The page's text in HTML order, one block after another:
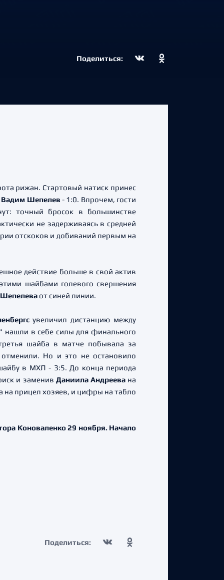
Поделиться:
рижан. Стартовый натиск принес
Вадим Шепелев - 1:0. Впрочем, гости
точный бросок в большинстве
не задерживаясь в средней
отскоков и добиваний первым на
действие больше в свой актив
шайбами голевого свершения
от синей линии.
увеличил дистанцию между
нашли в себе силы для финального
шайба в матче побывала за
Но и это не остановило
в МХЛ - 3:5. До конца периода
и заменив Даниила Андреевана
на прицел хозяев, и цифры на табло
Коноваленко 29 ноября. Начало
Поделиться: